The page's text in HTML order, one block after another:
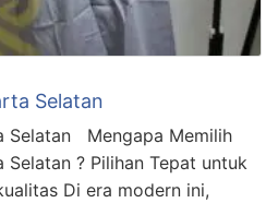
Selatan
Selatan Mengapa Memilih
Selatan ? Pilihan Tepat untuk
Di era modern ini,